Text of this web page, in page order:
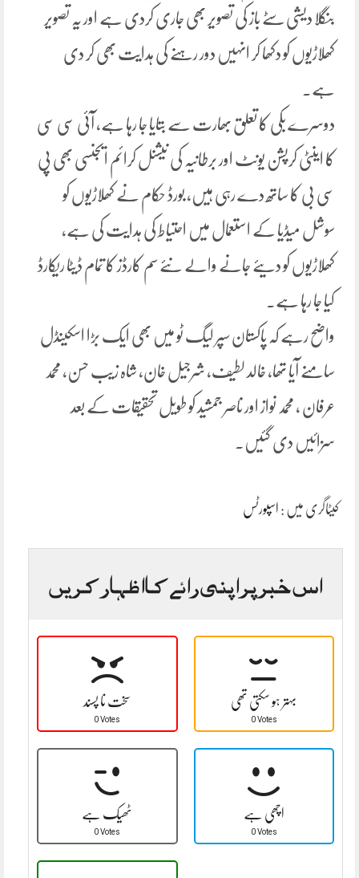
بنگلا دیشی سٹے باز کی تصویر بھی جاری کردی ہے اور یہ تصویر
کھلاڑیوں کو دکھا کر انہیں دور رہنے کی ہدایت بھی کر دی
ہے۔
دوسرے بکی کا تعلق بھارت سے بتایا جا رہا ہے، آئی سی سی
کا اینٹی کرپشن یونٹ اور برطانیہ کی نیشنل کرائم ایجنسی بھی پی
سی بی کا ساتھ دے رہی ہیں، بورڈ حکام نے کھلاڑیوں کو
سوشل میڈیا کے استعمال میں احتیاط کی ہدایت کی ہے،
کھلاڑیوں کو دیئے جانے والے نئے سم کارڈز کا تمام ڈیٹا ریکارڈ
کیا جا رہا ہے۔
واضح رہے کہ پاکستان سپر لیگ ٹو میں بھی ایک بڑا اسکینڈل
سامنے آیا تھا، خالد لطیف، شرجیل خان، شاہ زیب حسن، محمد
عرفان ، محمد نواز اور ناصر جمشید کو طویل تحقیقات کے بعد
سزائیں دی گئیں۔
کیٹاگری میں : اسپورٹس
اس خبر پر اپنی رائے کا اظہار کریں
سخت نا پسند
0 Votes
بہتر ہو سکتی تھی
0 Votes
ٹھیک ہے
0 Votes
اچھی ہے
0 Votes